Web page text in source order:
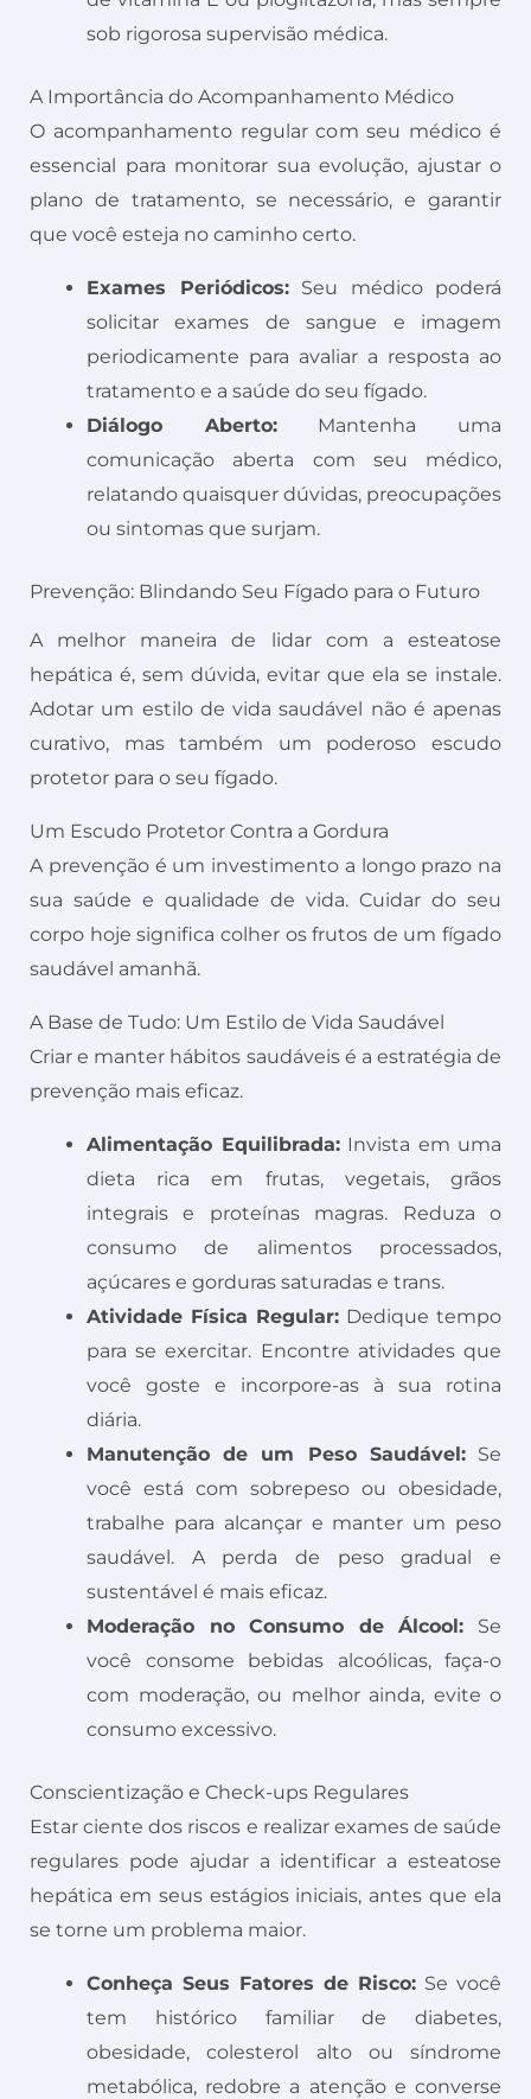
sob rigorosa supervisão médica.
A Importância do Acompanhamento Médico
O acompanhamento regular com seu médico é
essencial para monitorar sua evolução, ajustar o
plano de tratamento, se necessário, e garantir
que você esteja no caminho certo.
Exames Periódicos:Seu médico poderá
solicitar exames de sangue e imagem
periodicamente para avaliar a resposta ao
tratamento e a saúde do seu fígado.
Diálogo Aberto:Mantenha uma
comunicação aberta com seu médico,
relatando quaisquer dúvidas, preocupações
ou sintomas que surjam.
Prevenção: Blindando Seu Fígado para o Futuro
A melhor maneira de lidar com a esteatose
hepática é, sem dúvida, evitar que ela se instale.
Adotar um estilo de vida saudável não é apenas
curativo, mas também um poderoso escudo
protetor para o seu fígado.
Um Escudo Protetor Contra a Gordura
A prevenção é um investimento a longo prazo na
sua saúde e qualidade de vida. Cuidar do seu
corpo hoje significa colher os frutos de um fígado
saudável amanhã.
A Base de Tudo: Um Estilo de Vida Saudável
Criar e manter hábitos saudáveis é a estratégia de
prevenção mais eficaz.
Alimentação Equilibrada:Invista em uma
dieta rica em frutas, vegetais, grãos
integrais e proteínas magras. Reduza o
consumo de alimentos processados,
açúcares e gorduras saturadas e trans.
Atividade Física Regular: Dedique tempo
para se exercitar. Encontre atividades que
você goste e incorpore-as à sua rotina
diária.
Manutenção de um Peso Saudável:Se
você está com sobrepeso ou obesidade,
trabalhe para alcançar e manter um peso
saudável. A perda de peso gradual e
sustentável é mais eficaz.
Moderação no Consumo de Álcool: Se
você consome bebidas alcoólicas, faça-o
com moderação, ou melhor ainda, evite o
consumo excessivo.
Conscientização e Check-ups Regulares
Estar ciente dos riscos e realizar exames de saúde
regulares pode ajudar a identificar a esteatose
hepática em seus estágios iniciais, antes que ela
se torne um problema maior.
Conheça Seus Fatores de Risco: Se você
tem histórico familiar de diabetes,
obesidade, colesterol alto ou síndrome
metabólica, redobre a atenção e converse